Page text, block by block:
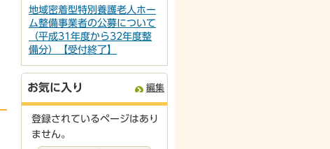
地域密着型特別養護老人ホー
ム整備事業者の公募について
（平成31年度から32年度整
備分）【受付終了】
お気に入り 編集
登録されているページはあり
ません。